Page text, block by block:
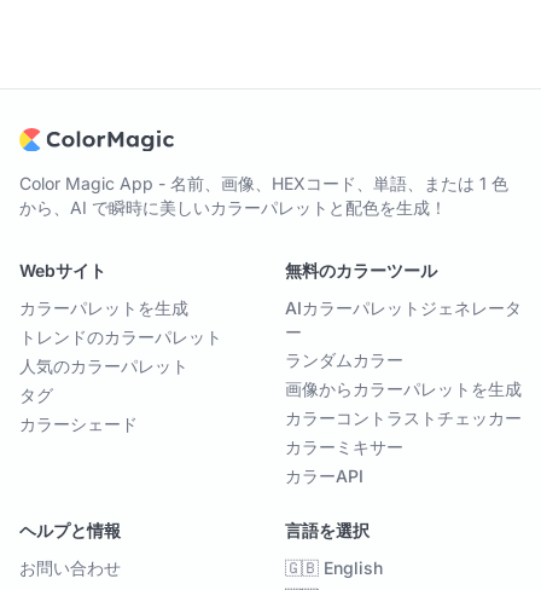
Color Magic App - 名前、画像、HEXコード、単語、または 1 色
から、AI で瞬時に美しいカラーパレットと配色を生成！
Webサイト
カラーパレットを生成
トレンドのカラーパレット
人気のカラーパレット
タグ
カラーシェード
無料のカラーツール
AIカラーパレットジェネレータ
ー
ランダムカラー
画像からカラーパレットを生成
カラーコントラストチェッカー
カラーミキサー
カラーAPI
ヘルプと情報
お問い合わせ
言語を選択
🇬🇧 English